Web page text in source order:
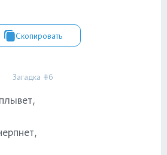
Скопировать
Загадка #6